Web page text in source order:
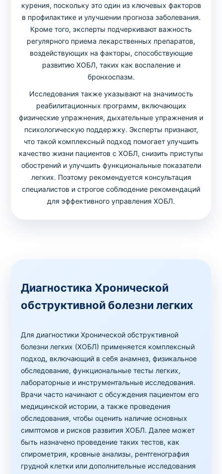
курения, поскольку это один из ключевых факторов
в профилактике и улучшении прогноза заболевания.
Кроме того, эксперты подчеркивают важность
регулярного приема лекарственных препаратов,
воздействующих на факторы, способствующие
развитию ХОБЛ, таких как воспаление и
бронхоспазм.
Исследования также указывают на значимость
реабилитационных программ, включающих
физические упражнения, дыхательные упражнения и
психологическую поддержку. Эксперты признают,
что такой комплексный подход помогает улучшить
качество жизни пациентов с ХОБЛ, снизить приступы
обострений и улучшить функциональные показатели
легких. Поэтому рекомендуется консультация
специалистов и строгое соблюдение рекомендаций
для эффективного управления ХОБЛ.
Диагностика Хронической
обструктивной болезни легких
Для диагностики Хронической обструктивной
болезни легких (ХОБЛ) применяется комплексный
подход, включающий в себя анамнез, физикальное
обследование, функциональные тесты легких,
лабораторные и инструментальные исследования.
Врачи часто начинают с обсуждения пациентом его
медицинской истории, а также проведения
обследования, чтобы оценить наличие основных
симптомов и рисков развития ХОБЛ. Далее может
быть назначено проведение таких тестов, как
спирометрия, кровные анализы, рентгенография
грудной клетки или дополнительные исследования